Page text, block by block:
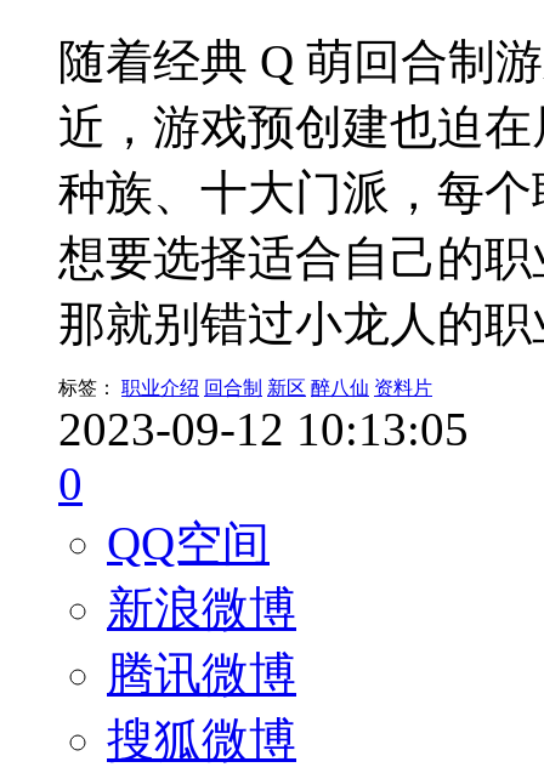
随着经典 Q 萌回合制
近，游戏预创建也迫
种族、十大门派，每
想要选择适合自己的
那就别错过小龙人的
标签： 职业介绍 回合制 新区 醉八仙 资料片
2023-09-12 10:13:05
0
QQ空间
新浪微博
腾讯微博
搜狐微博